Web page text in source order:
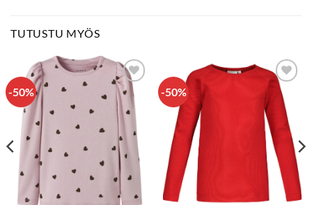
TUTUSTU MYÖS
-50%
LISÄÄ
SUOSIKKEIHIN
-50%
LISÄÄ
SUOSIKKEIHIN